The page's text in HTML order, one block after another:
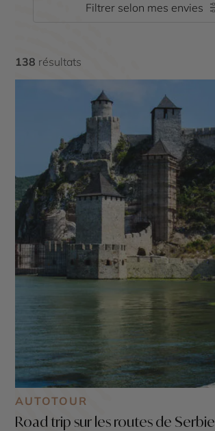
Filtrer selon mes envies
138 résultats
AUTOTOUR
Road trip sur les routes de Serbie